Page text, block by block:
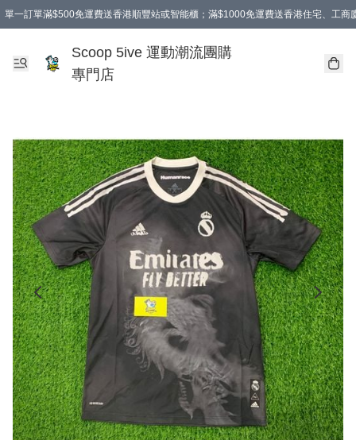
單一訂單滿$500免運費送香港順豐站或智能櫃；滿$1000免運費送香港住宅、工商
Scoop 5ive 運動潮流團購
專門店